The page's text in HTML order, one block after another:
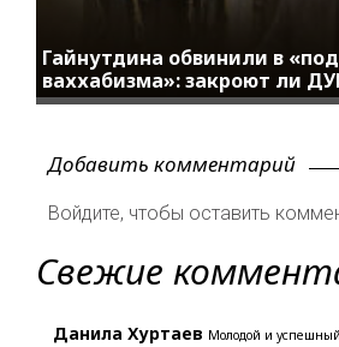
Гайнутдина обвинили в
ваххабизма»: закроют ли
Добавить комментарий
Войдите, чтобы оставить
Свежие
Данила Хуртаев Молодой и